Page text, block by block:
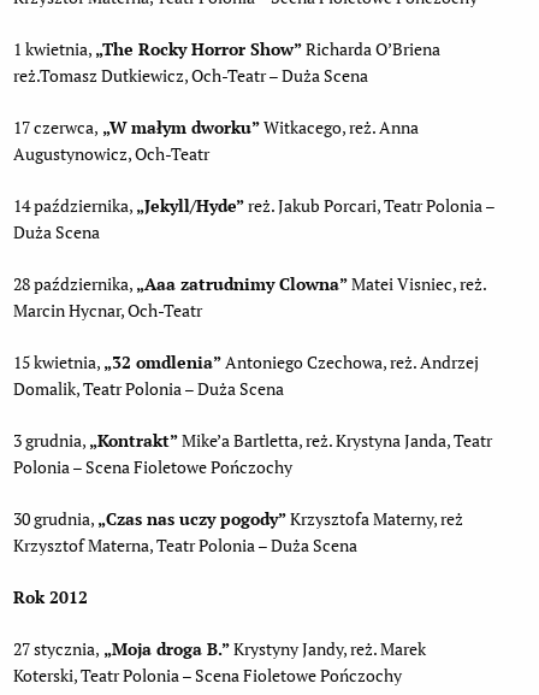
1 kwietnia, „The Rocky Horror Show”Richarda O’Briena
reż.Tomasz Dutkiewicz, Och-Teatr – Duża Scena
17 czerwca, „W małym dworku”Witkacego, reż. Anna
Augustynowicz, Och-Teatr
14 października, „Jekyll/Hyde”reż. Jakub Porcari, Teatr Polonia –
Duża Scena
28 października, „Aaa zatrudnimy Clowna”Matei Visniec, reż.
Marcin Hycnar, Och-Teatr
15 kwietnia, „32 omdlenia”Antoniego Czechowa, reż. Andrzej
Domalik, Teatr Polonia – Duża Scena
3 grudnia, „Kontrakt”Mike’a Bartletta, reż. Krystyna Janda, Teatr
Polonia – Scena Fioletowe Pończochy
30 grudnia, „Czas nas uczy pogody”Krzysztofa Materny, reż
Krzysztof Materna, Teatr Polonia – Duża Scena
Rok 2012
27 stycznia, „Moja droga B.”Krystyny Jandy, reż. Marek
Koterski, Teatr Polonia – Scena Fioletowe Pończochy